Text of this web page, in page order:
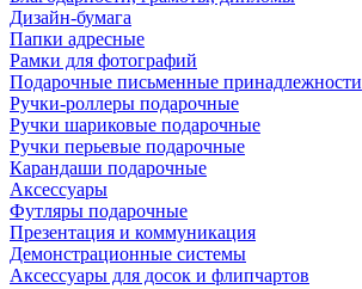
Дизайн-бумага
Папки адресные
Рамки для фотографий
Подарочные письменные принадлежности
Ручки-роллеры подарочные
Ручки шариковые подарочные
Ручки перьевые подарочные
Карандаши подарочные
Аксессуары
Футляры подарочные
Презентация и коммуникация
Демонстрационные системы
Аксессуары для досок и флипчартов